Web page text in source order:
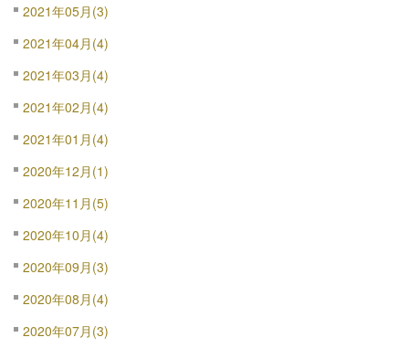
2021年05月(3)
2021年04月(4)
2021年03月(4)
2021年02月(4)
2021年01月(4)
2020年12月(1)
2020年11月(5)
2020年10月(4)
2020年09月(3)
2020年08月(4)
2020年07月(3)